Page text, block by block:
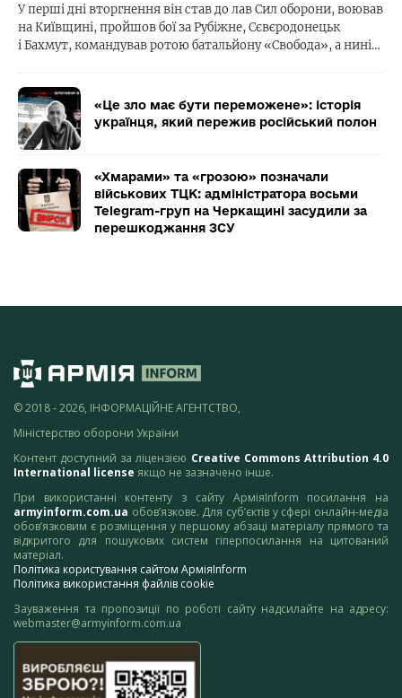
У перші дні вторгнення він став до лав Сил оборони, воював
на Київщині, пройшов бої за Рубіжне, Сєвєродонецьк
і Бахмут, командував ротою батальйону «Свобода», а нині…
«Це зло має бути переможене»: історія
українця, який пережив російський полон
«Хмарами» та «грозою» позначали
військових ТЦК: адміністратора восьми
Telegram-груп на Черкащині засудили за
перешкоджання ЗСУ
© 2018 - 2026, ІНФОРМАЦІЙНЕ АГЕНТСТВО,
Міністерство оборони України
Контент доступний за ліцензією Creative Commons Attribution 4.0
International license якщо не зазначено інше.
При використанні контенту з сайту АрміяInform посилання на
armyinform.com.ua обов’язкове. Для суб’єктів у сфері онлайн-медіа
обов’язковим є розміщення у першому абзаці матеріалу прямого та
відкритого для пошукових систем гіперпосилання на цитований
матеріал.
Політика користування сайтом АрміяInform
Політика використання файлів cookie
Зауваження та пропозиції по роботі сайту надсилайте на адресу:
webmaster@armyinform.com.ua